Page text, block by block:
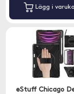
Lägg i
eStuff Chicago